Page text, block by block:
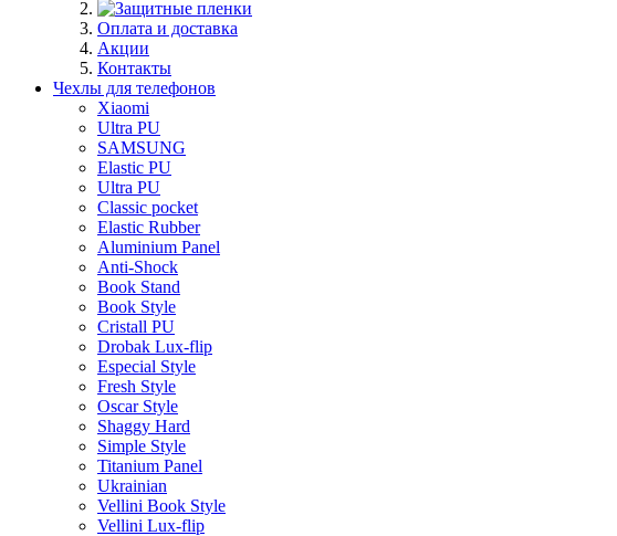
Оплата и доставка
Акции
Контакты
Чехлы для телефонов
Xiaomi
Ultra PU
SAMSUNG
Elastic PU
Ultra PU
Classic pocket
Elastic Rubber
Aluminium Panel
Anti-Shock
Book Stand
Book Style
Cristall PU
Drobak Lux-flip
Especial Style
Fresh Style
Oscar Style
Shaggy Hard
Simple Style
Titanium Panel
Ukrainian
Vellini Book Style
Vellini Lux-flip